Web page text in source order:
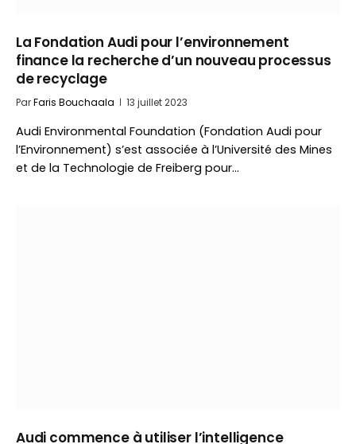
La Fondation Audi pour l’environnement
finance la recherche d’un nouveau processus
de recyclage
ParFaris Bouchaala 13 juillet 2023
Audi Environmental Foundation (Fondation Audi pour
l’Environnement) s’est associée à l’Université des Mines
et de la Technologie de Freiberg pour…
Audi commence à utiliser l’intelligence